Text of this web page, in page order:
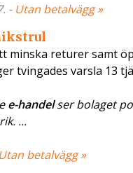
- Utan betalvägg »
minska returer samt
tvingades varsla 13
e-handelser bolaget
...
Utan betalvägg »